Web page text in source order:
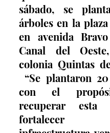
sábado, se
árboles en la
en avenida
Canal del
colonia Quintas
“Se plantaron
con el
recuperar